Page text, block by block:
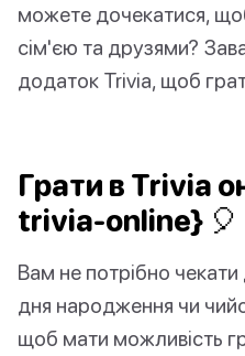
можете дочекатися,
сім'єю та друзями?
додаток Trivia, щоб
Грати в Trivia
trivia-online} 🎈
Вам не потрібно
дня народження чи
щоб мати можливість